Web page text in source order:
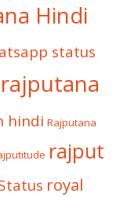
Hindi
status
rajputana
hindi Rajputana
rajput
royal